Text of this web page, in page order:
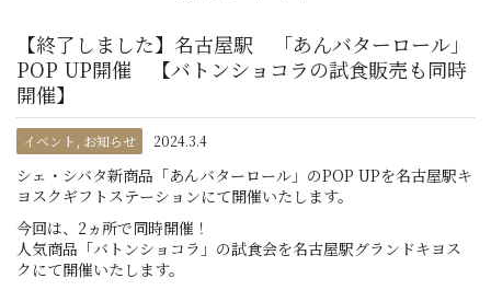
【終了しました】名古屋駅 「あんバターロール」
POP UP開催 【バトンショコラの試食販売も同時
開催】
イベント お知らせ 2024.3.4
シェ・シバタ新商品「あんバターロール」のPOP UPを名古屋駅キ
ヨスクギフトステーションにて開催いたします。
今回は、2ヵ所で同時開催！
人気商品「バトンショコラ」の試食会を名古屋駅グランドキヨス
クにて開催いたします。